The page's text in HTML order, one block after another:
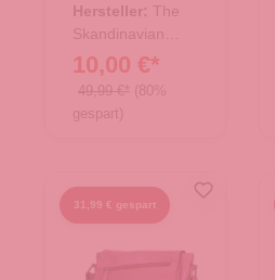
Hersteller: The
Skandinavian
Brand
10,00 €*
49,99 €* (80%
gespart)
31,99 € gespart